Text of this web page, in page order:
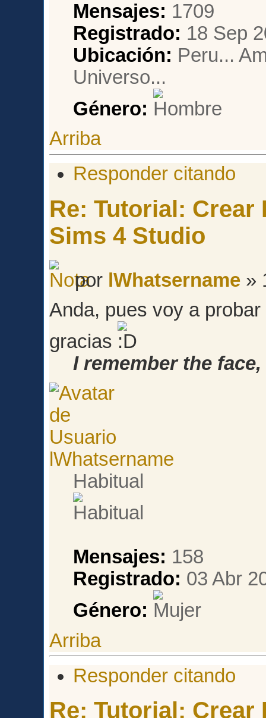
Mensajes: 1709
Registrado: 18 Sep
Ubicación: Peru...
Universo...
Género:
Arriba
Responder citando
Re: Tutorial: Crear
Sims 4 Studio
por lWhatsername »
Anda, pues voy a
gracias
I remember the
lWhatsername
Habitual
Mensajes: 158
Registrado: 03 Abr
Género:
Arriba
Responder citando
Re: Tutorial: Crear